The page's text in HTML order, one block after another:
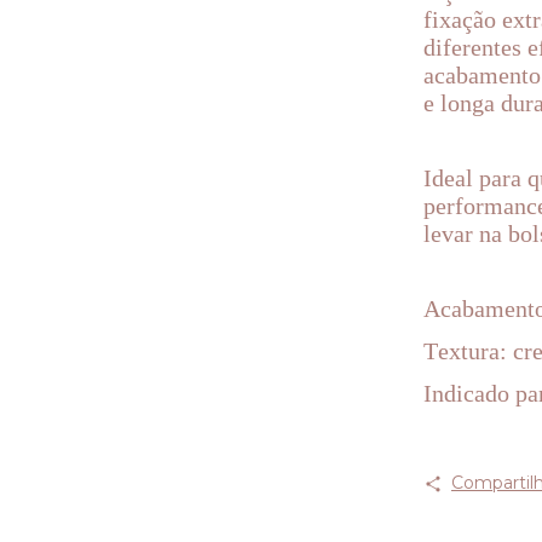
fixação
diferentes
e longa
Ideal para
levar na
Textura:
Indicado